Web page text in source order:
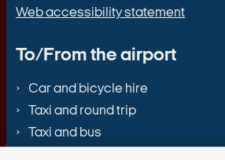
Web accessibility statement
To/From the airport
Car and bicycle hire
Taxi and round trip
Taxi and bus